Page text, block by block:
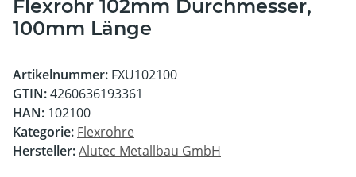
Flexrohr 102mm Durchmesser,
100mm Länge
Artikelnummer: FXU102100
GTIN:4260636193361
HAN: 102100
Kategorie: Flexrohre
Hersteller:Alutec Metallbau GmbH